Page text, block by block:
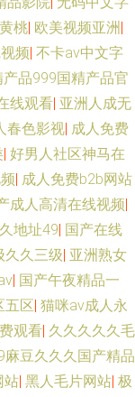
桃| 欧美视频亚洲 |
频| 不卡av中文字
产品999国精产品官
线观看| 亚洲人成无
春色影视| 成人免费
| 好男人社区神马在
| 成人免费b2b网站
成人高清在线视频|
地址49| 国产在线
久久三级| 亚洲熟女
| 国产午夜精品一
五区| 猫咪av成人永
观看| 久久久久久毛
麻豆久久久国产精品
站| 黑人毛片网站| 极